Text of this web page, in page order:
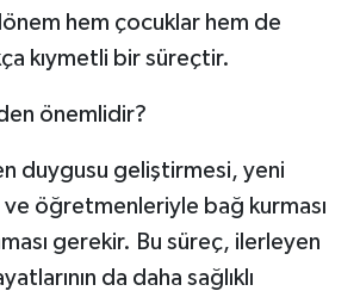
hem çocuklar hem de
kıymetli bir süreçtir.
önemlidir?
duygusu geliştirmesi, yeni
ve öğretmenleriyle bağ kurması
gerekir. Bu süreç, ilerleyen
da daha sağlıklı